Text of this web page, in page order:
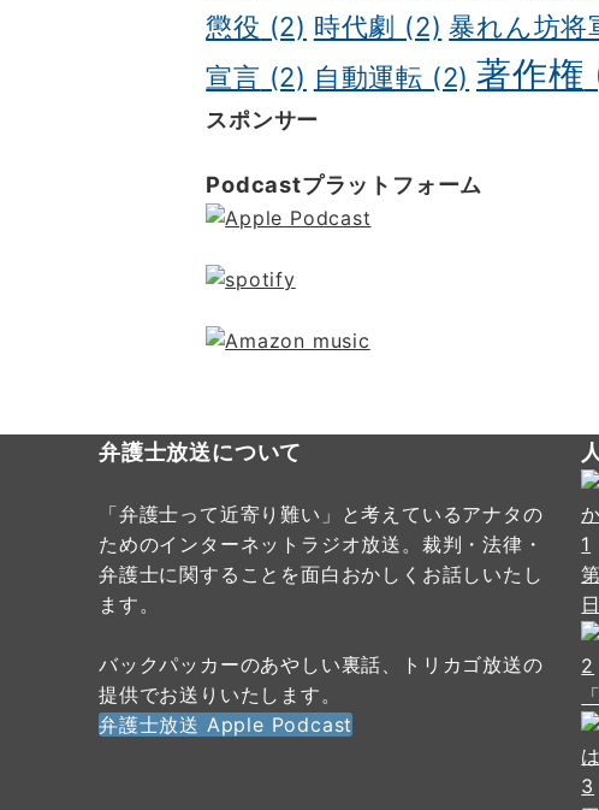
懲役 (2) 時代劇 (2) 暴れん坊将
宣言 (2) 自動運転 (2) 著作権
スポンサー
Podcastプラットフォーム
弁護士放送について
「弁護士って近寄り難い」と考えているアナタの
ためのインターネットラジオ放送。裁判・法律・
弁護士に関することを面白おかしくお話しいたし
ます。
バックパッカーのあやしい裏話、トリカゴ放送の
提供でお送りいたします。
弁護士放送 Apple Podcast
1
2
3